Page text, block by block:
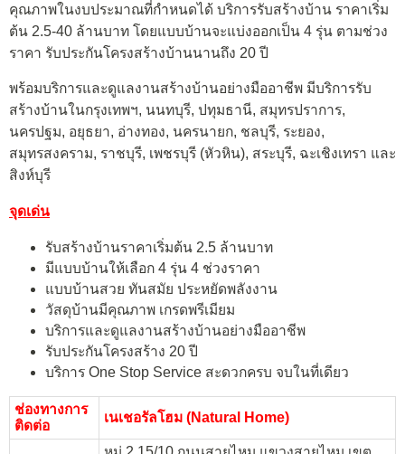
คุณภาพในงบประมาณที่กำหนดได้ บริการรับสร้างบ้าน ราคาเริ่ม
ต้น 2.5-40 ล้านบาท โดยแบบบ้านจะแบ่งออกเป็น 4 รุ่น ตามช่วง
ราคา รับประกันโครงสร้างบ้านนานถึง 20 ปี
พร้อมบริการและดูแลงานสร้างบ้านอย่างมืออาชีพ มีบริการรับ
สร้างบ้านในกรุงเทพฯ, นนทบุรี, ปทุมธานี, สมุทรปราการ,
นครปฐม, อยุธยา, อ่างทอง, นครนายก, ชลบุรี, ระยอง,
สมุทรสงคราม, ราชบุรี, เพชรบุรี (หัวหิน), สระบุรี, ฉะเชิงเทรา และ
สิงห์บุรี
จุดเด่น
รับสร้างบ้านราคาเริ่มต้น 2.5 ล้านบาท
มีแบบบ้านให้เลือก 4 รุ่น 4 ช่วงราคา
แบบบ้านสวย ทันสมัย ประหยัดพลังงาน
วัสดุบ้านมีคุณภาพ เกรดพรีเมียม
บริการและดูแลงานสร้างบ้านอย่างมืออาชีพ
รับประกันโครงสร้าง 20 ปี
บริการ One Stop Service สะดวกครบ จบในที่เดียว
ช่องทางการ
ติดต่อ
เนเชอรัลโฮม (Natural Home)